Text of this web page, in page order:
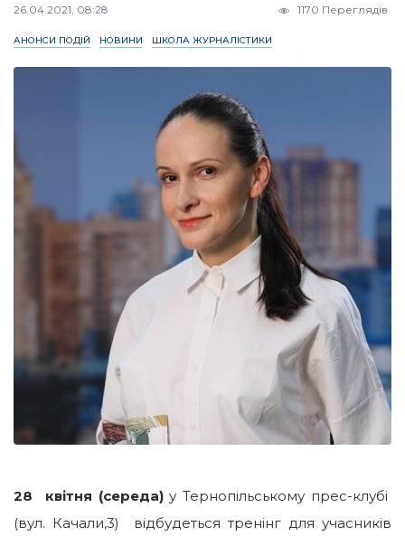
26.04.2021, 08:28 1170 Переглядів
АНОНСИ ПОДІЙ НОВИНИ ШКОЛА ЖУРНАЛІСТИКИ
28 квітня (середа)у Тернопільському прес-клубі
(вул. Качали,3) відбудеться тренінг для учасників